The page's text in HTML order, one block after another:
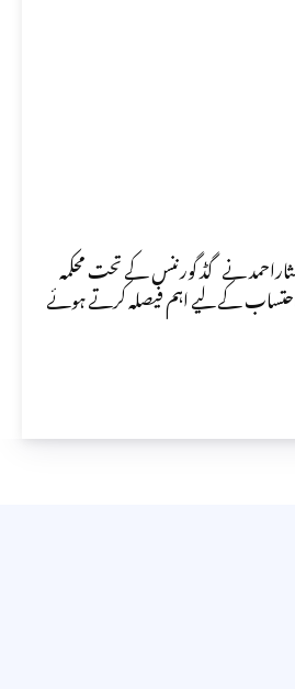
نے گڈ گورننس کے تحت محکمہ
کے لیے اہم فیصلہ کرتے ہوئے